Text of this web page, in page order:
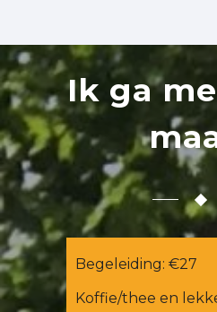
Ik ga
Begeleiding: €27
Koffie/thee en